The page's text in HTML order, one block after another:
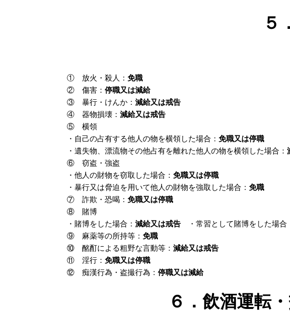
５
① 放火・殺人： 免職
② 傷害： 停職又は減給
③ 暴行・けんか： 減給又は戒告
④ 器物損壊： 減給又は戒告
⑤ 横領
・自己の占有する他人の物を横領した場合： 免職又は停職
・遺失物、漂流物その他占有を離れた他人の物を横領した場合：
⑥ 窃盗・強盗
・他人の財物を窃取した場合： 免職又は停職
・暴行又は脅迫を用いて他人の財物を強取した場合： 免職
⑦ 詐欺・恐喝： 免職又は停職
⑧ 賭博
・賭博をした場合： 減給又は戒告 ・常習として賭博をした場合
⑨ 麻薬等の所持等： 免職
⑩ 酩酊による粗野な言動等： 減給又は戒告
⑪ 淫行： 免職又は停職
⑫ 痴漢行為・盗撮行為： 停職又は減給
６．飲酒運転